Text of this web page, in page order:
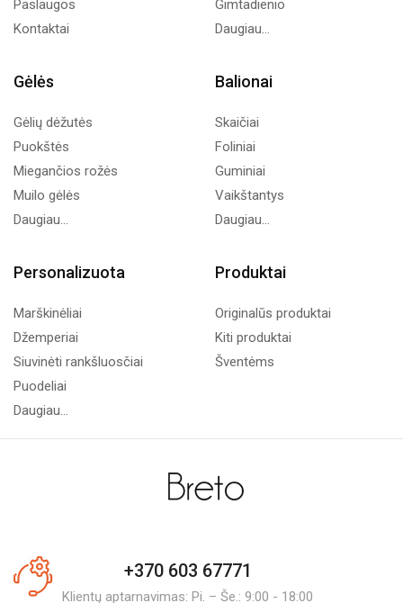
Paslaugos
Kontaktai
Gimtadienio
Daugiau...
Gėlės
Gėlių dėžutės
Puokštės
Miegančios rožės
Muilo gėlės
Daugiau...
Balionai
Skaičiai
Foliniai
Guminiai
Vaikštantys
Daugiau...
Personalizuota
Marškinėliai
Džemperiai
Siuvinėti rankšluosčiai
Puodeliai
Daugiau...
Produktai
Originalūs produktai
Kiti produktai
Šventėms
+370 603 67771
Klientų aptarnavimas: Pi. – Še.: 9:00 - 18:00